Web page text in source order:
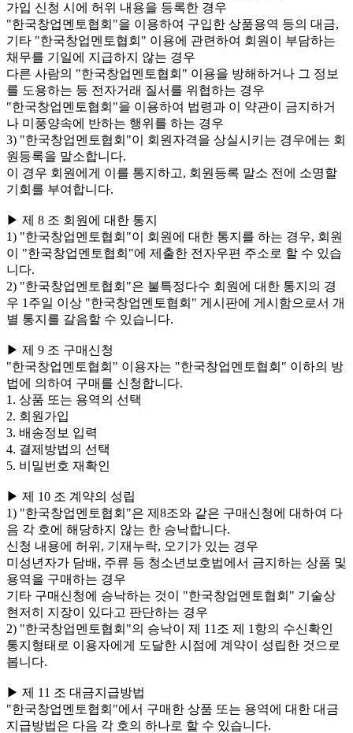
가입 신청 시에 허위 내용을 등록한 경우
"한국창업멘토협회"을 이용하여 구입한 상품용역 등의 대금,
기타 "한국창업멘토협회" 이용에 관련하여 회원이 부담하는
채무를 기일에 지급하지 않는 경우
다른 사람의 "한국창업멘토협회" 이용을 방해하거나 그 정보
를 도용하는 등 전자거래 질서를 위협하는 경우
"한국창업멘토협회"을 이용하여 법령과 이 약관이 금지하거
나 미풍양속에 반하는 행위를 하는 경우
3) "한국창업멘토협회"이 회원자격을 상실시키는 경우에는 회
원등록을 말소합니다.
이 경우 회원에게 이를 통지하고, 회원등록 말소 전에 소명할
기회를 부여합니다.
▶ 제 8 조 회원에 대한 통지
1) "한국창업멘토협회"이 회원에 대한 통지를 하는 경우, 회원
이 "한국창업멘토협회"에 제출한 전자우편 주소로 할 수 있습
니다.
2) "한국창업멘토협회"은 불특정다수 회원에 대한 통지의 경
우 1주일 이상 "한국창업멘토협회" 게시판에 게시함으로서 개
별 통지를 갈음할 수 있습니다.
▶ 제 9 조 구매신청
"한국창업멘토협회" 이용자는 "한국창업멘토협회" 이하의 방
법에 의하여 구매를 신청합니다.
1. 상품 또는 용역의 선택
2. 회원가입
3. 배송정보 입력
4. 결제방법의 선택
5. 비밀번호 재확인
▶ 제 10 조 계약의 성립
1) "한국창업멘토협회"은 제8조와 같은 구매신청에 대하여 다
음 각 호에 해당하지 않는 한 승낙합니다.
신청 내용에 허위, 기재누락, 오기가 있는 경우
미성년자가 담배, 주류 등 청소년보호법에서 금지하는 상품 및
용역을 구매하는 경우
기타 구매신청에 승낙하는 것이 "한국창업멘토협회" 기술상
현저히 지장이 있다고 판단하는 경우
2) "한국창업멘토협회"의 승낙이 제 11조 제 1항의 수신확인
통지형태로 이용자에게 도달한 시점에 계약이 성립한 것으로
봅니다.
▶ 제 11 조 대금지급방법
"한국창업멘토협회"에서 구매한 상품 또는 용역에 대한 대금
지급방법은 다음 각 호의 하나로 할 수 있습니다.